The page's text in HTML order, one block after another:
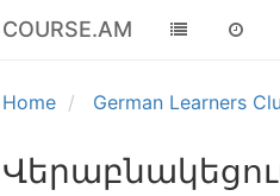
COURSE.AM
Home German Learners